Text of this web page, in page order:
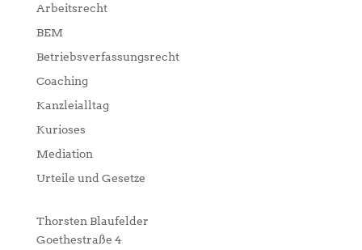
Arbeitsrecht
BEM
Betriebsverfassungsrecht
Coaching
Kanzleialltag
Kurioses
Mediation
Urteile und Gesetze
Thorsten Blaufelder
Goethestraße 4